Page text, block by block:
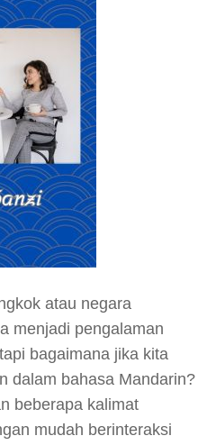
atau negara
menjadi pengalaman
bagaimana jika kita
dalam bahasa Mandarin?
beberapa kalimat
mudah berinteraksi